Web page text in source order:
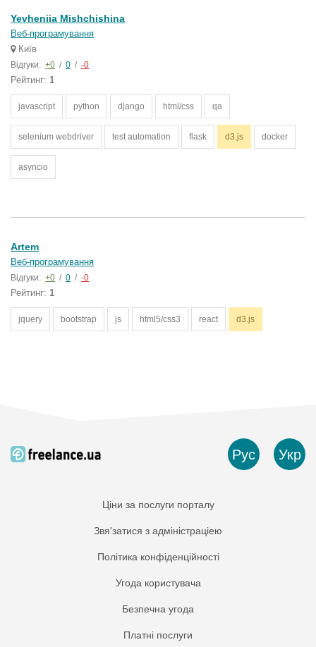
Yevheniia Mishchishina
Веб-програмування
Київ
Відгуки: +0 / 0 / -0
Рейтинг: 1
javascript python django html/css qa
selenium webdriver test automation flask d3.js docker
asyncio
Artem
Веб-програмування
Відгуки: +0 / 0 / -0
Рейтинг: 1
jquery bootstrap js html5/css3 react d3.js
Рус Укр
Ціни за послуги порталу
Звя'затися з адміністраціею
Політика конфіденційності
Угода користувача
Безпечна угода
Платнi послуги